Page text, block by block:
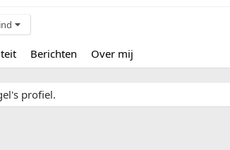
Berichten Over mij
profiel.